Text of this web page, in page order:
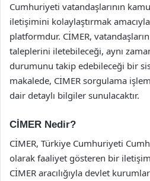
Cumhuriyeti vatandaşlarının
iletişimini kolaylaştırmak
platformdur. CİMER,
taleplerini iletebileceği, aynı
durumunu takip edebileceği bir
makalede, CİMER sorgulama
dair detaylı bilgiler sunulacaktır.
CİMER Nedir?
CİMER, Türkiye Cumhuriyeti
olarak faaliyet gösteren bir
CİMER aracılığıyla devlet